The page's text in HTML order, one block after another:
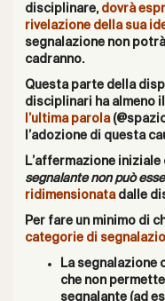
disciplinare, dovrà
rivelazione della sua
segnalazione non
cadranno.
Questa parte della
disciplinari ha almeno
l’ultima parola
l’adozione di questa
L’affermazione iniziale
segnalante non può
ridimensionatadalle
Per fare un minimo di
categorie di
La segnalazione
che non
segnalante (ad